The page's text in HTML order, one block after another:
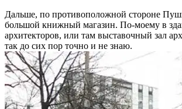
Дальше, по противоположной стороне
большой книжный магазин. По-моему в
архитекторов, или там выставочный зал
так до сих пор точно и не знаю.